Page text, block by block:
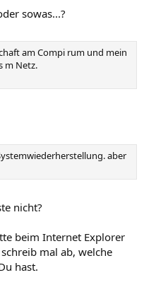
sowas...?
am Compi rum und mein
m Netz.
aber
nicht?
beim Internet Explorer
mal ab, welche
hast.